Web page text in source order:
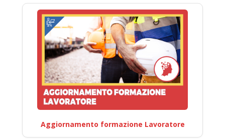
Aggiornamento formazione Lavoratore